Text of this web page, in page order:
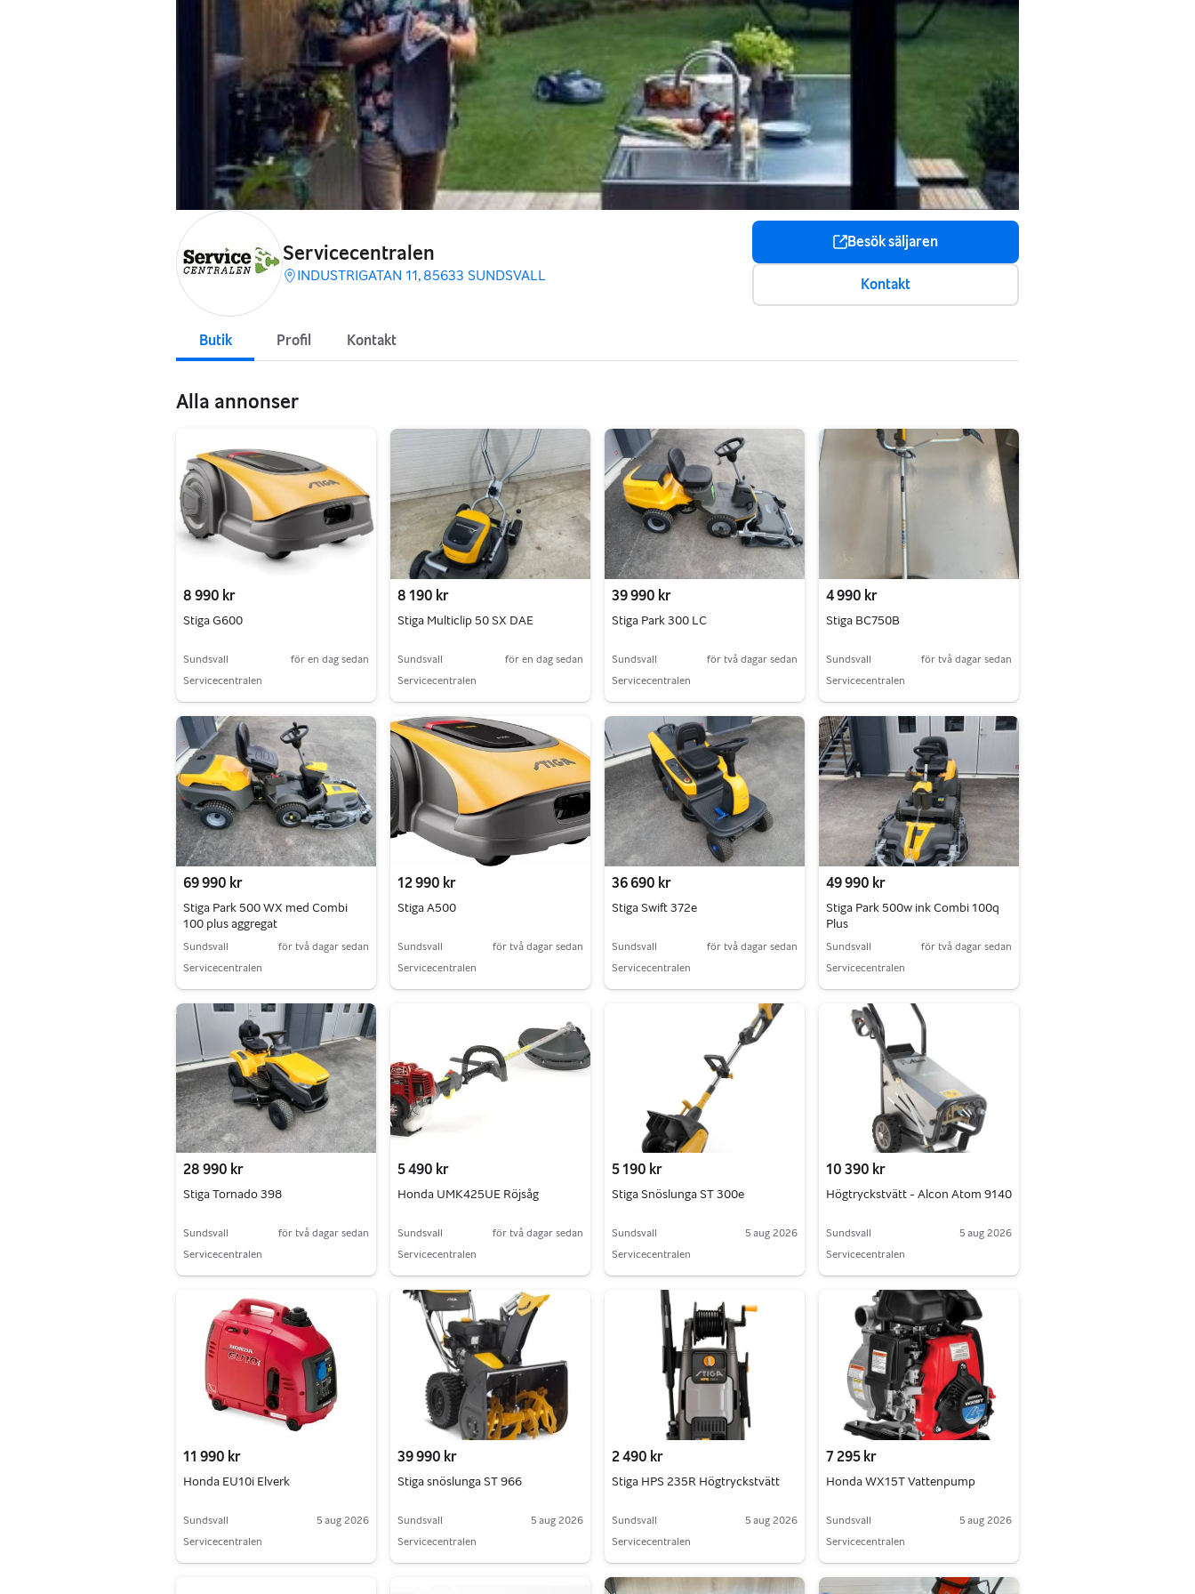
Servicecentralen
INDUSTRIGATAN 11, 85633 SUNDSVALL
Besök säljaren
Kontakt
Butik Profil Kontakt
Alla annonser
8 990 kr
Stiga G600
Sundsvall
för en dag sedan
Servicecentralen
8 190 kr
Stiga Multiclip 50 SX DAE
Sundsvall
för en dag sedan
Servicecentralen
39 990 kr
Stiga Park 300 LC
Sundsvall
för två dagar sedan
Servicecentralen
4 990 kr
Stiga BC750B
Sundsvall
för två dagar sedan
Servicecentralen
69 990 kr
Stiga Park 500 WX med Combi
100 plus aggregat
Sundsvall
för två dagar sedan
Servicecentralen
12 990 kr
Stiga A500
Sundsvall
för två dagar sedan
Servicecentralen
36 690 kr
Stiga Swift 372e
Sundsvall
för två dagar sedan
Servicecentralen
49 990 kr
Stiga Park 500w ink Combi 100q
Plus
Sundsvall
för två dagar sedan
Servicecentralen
28 990 kr
Stiga Tornado 398
Sundsvall
för två dagar sedan
Servicecentralen
5 490 kr
Honda UMK425UE Röjsåg
Sundsvall
för två dagar sedan
Servicecentralen
5 190 kr
Stiga Snöslunga ST 300e
Sundsvall
5 aug 2026
Servicecentralen
10 390 kr
Högtryckstvätt - Alcon Atom 9140
Sundsvall
5 aug 2026
Servicecentralen
11 990 kr
Honda EU10i Elverk
Sundsvall
5 aug 2026
Servicecentralen
39 990 kr
Stiga snöslunga ST 966
Sundsvall
5 aug 2026
Servicecentralen
2 490 kr
Stiga HPS 235R Högtryckstvätt
Sundsvall
5 aug 2026
Servicecentralen
7 295 kr
Honda WX15T Vattenpump
Sundsvall
5 aug 2026
Servicecentralen